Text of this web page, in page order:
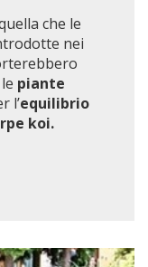
che le
nei
piante
l’equilibrio
koi.